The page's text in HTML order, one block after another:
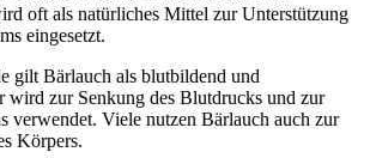
oft als natürliches Mittel zur Unterstützung
eingesetzt.
gilt Bärlauch als blutbildend und
wird zur Senkung des Blutdrucks und zur
verwendet. Viele nutzen Bärlauch auch zur
Körpers.